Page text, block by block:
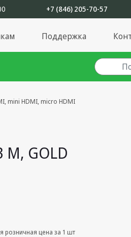
+7 (846) 205-70-57
Поддержка
mini HDMI, micro HDMI
М, GOLD
розничная цена за 1 шт